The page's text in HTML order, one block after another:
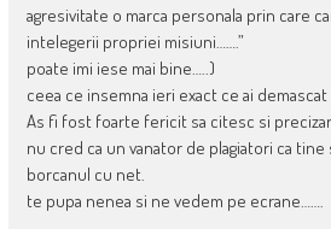
agresivitate o marca personala prin care
intelegerii propriei misiuni…….”
poate imi iese mai bine…..)
ceea ce insemna ieri exact ce ai demascat
As fi fost foarte fericit sa citesc si
nu cred ca un vanator de plagiatori ca
borcanul cu net.
te pupa nenea si ne vedem pe ecrane…….